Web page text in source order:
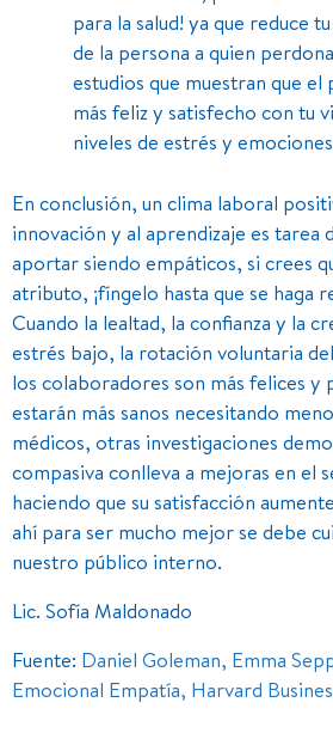
para la salud! ya que reduce
de la persona a quien
estudios que muestran que
más feliz y satisfecho con tu
niveles de estrés y
En conclusión, un clima laboral
innovación y al aprendizaje es
aportar siendo empáticos, si crees
atributo, ¡fíngelo hasta que se haga
Cuando la lealtad, la confianza y la
estrés bajo, la rotación voluntaria
los colaboradores son más felices y
estarán más sanos necesitando
médicos, otras investigaciones
compasiva conlleva a mejoras en el
haciendo que su satisfacción
ahí para ser mucho mejor se debe
nuestro público interno.
Lic. Sofía Maldonado
Fuente: Daniel Goleman, Emma
Emocional Empatía, Harvard